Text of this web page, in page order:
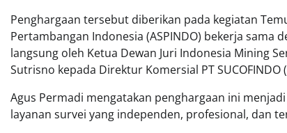
Penghargaan tersebut diberikan pada kegiatan
Pertambangan Indonesia (ASPINDO) bekerja sama
langsung oleh Ketua Dewan Juri Indonesia Mining
Sutrisno kepada Direktur Komersial PT SUCOFINDO
Agus Permadi mengatakan penghargaan ini
layanan survei yang independen, profesional, dan